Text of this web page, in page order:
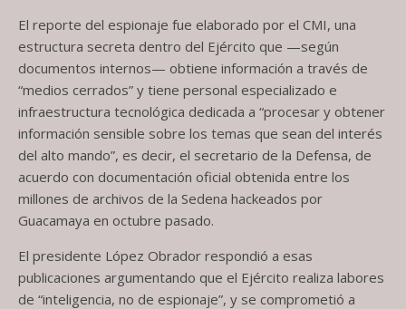
El reporte del espionaje fue elaborado por el CMI, una
estructura secreta dentro del Ejército que —según
documentos internos— obtiene información a través de
“medios cerrados” y tiene personal especializado e
infraestructura tecnológica dedicada a “procesar y obtener
información sensible sobre los temas que sean del interés
del alto mando”, es decir, el secretario de la Defensa, de
acuerdo con documentación oficial obtenida entre los
millones de archivos de la Sedena hackeados por
Guacamaya en octubre pasado.
El presidente López Obrador respondió a esas
publicaciones argumentando que el Ejército realiza labores
de “inteligencia, no de espionaje”, y se comprometió a